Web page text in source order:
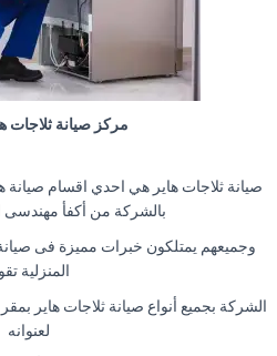
مركز صيانة ثلاجات
صيانة ثلاجات هاير هي احدي اقسام صيانة
بالشركة من أكفأ مهندسى
وجميعهم يمتلكون خبرات مميزة فى
المنزلية
الشركة بجميع أنواع صيانة ثلاجات هاير
لعنوانه